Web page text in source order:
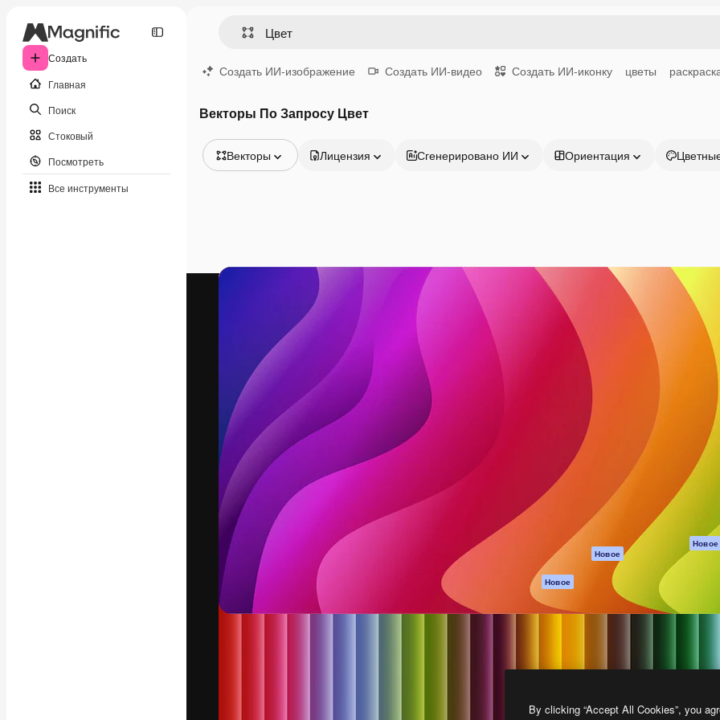
Создать
Главная
Поиск
Стоковый
Посмотреть
Все инструменты
Создать ИИ-изображение Создать ИИ-видео Создать ИИ-иконку цветы
Векторы По Запросу Цвет
Векторы
Видео
Лицензия Сгенерировано ИИ Ориентация
Креативная платформа для создания
ваших лучших работ. Более 1 миллиона
подписчиков среди креаторов,
предприятий, агентств и студий.
изображений ИИ
Генератор видео
Генератор голоса
на основе ИИ
Стоковый контент
Claude/ChatGPT
Новое
Агенты Новое
Magnific
Начать
Academy
Документация по
Пакету ИИ
Служба
поддержки
Условия и
положения
Политика
Оригиналы
Новое
Политика файлов
cookie
Центр доверия
Партнеры
By clicking “Accept All Cookies”, you